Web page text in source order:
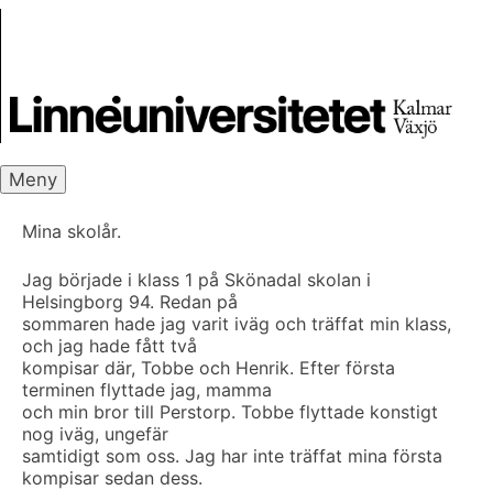
Meny
Mina skolår.
Jag började i klass 1 på Skönadal skolan i
Helsingborg 94. Redan på
sommaren hade jag varit iväg och träffat min klass,
och jag hade fått två
kompisar där, Tobbe och Henrik. Efter första
terminen flyttade jag, mamma
och min bror till Perstorp. Tobbe flyttade konstigt
nog iväg, ungefär
samtidigt som oss. Jag har inte träffat mina första
kompisar sedan dess.